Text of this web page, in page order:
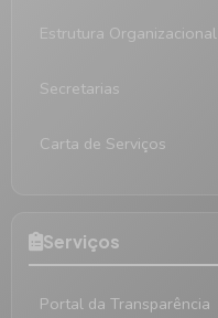
Estrutura Organizacional
Secretarias
Carta de Serviços
Serviços
Portal da Transparência